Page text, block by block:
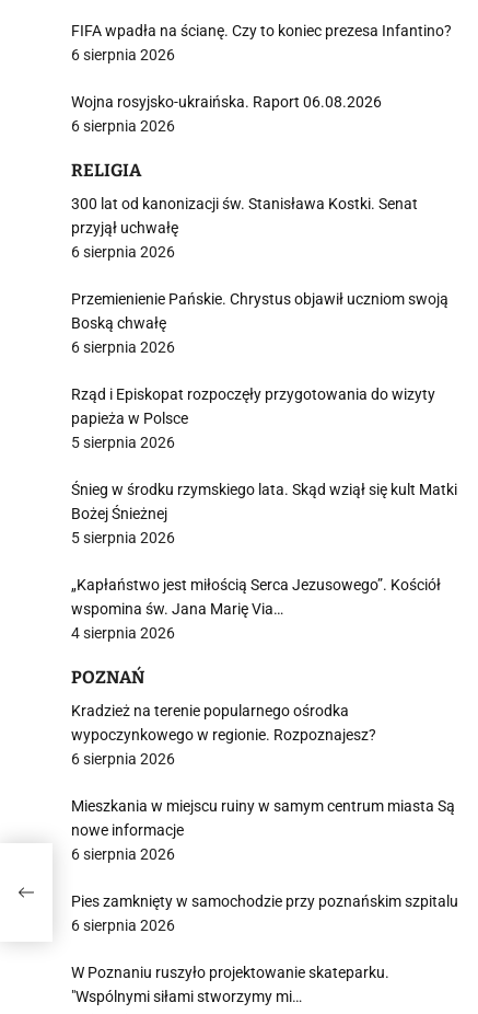
FIFA wpadła na ścianę. Czy to koniec prezesa Infantino?
6 sierpnia 2026
Wojna rosyjsko-ukraińska. Raport 06.08.2026
6 sierpnia 2026
RELIGIA
300 lat od kanonizacji św. Stanisława Kostki. Senat
przyjął uchwałę
6 sierpnia 2026
Przemienienie Pańskie. Chrystus objawił uczniom swoją
Boską chwałę
6 sierpnia 2026
Rząd i Episkopat rozpoczęły przygotowania do wizyty
papieża w Polsce
5 sierpnia 2026
Śnieg w środku rzymskiego lata. Skąd wziął się kult Matki
Bożej Śnieżnej
5 sierpnia 2026
„Kapłaństwo jest miłością Serca Jezusowego”. Kościół
wspomina św. Jana Marię Via…
4 sierpnia 2026
POZNAŃ
Kradzież na terenie popularnego ośrodka
wypoczynkowego w regionie. Rozpoznajesz?
6 sierpnia 2026
Mieszkania w miejscu ruiny w samym centrum miasta Są
nowe informacje
6 sierpnia 2026
Pies zamknięty w samochodzie przy poznańskim szpitalu
6 sierpnia 2026
W Poznaniu ruszyło projektowanie skateparku.
"Wspólnymi siłami stworzymy mi…